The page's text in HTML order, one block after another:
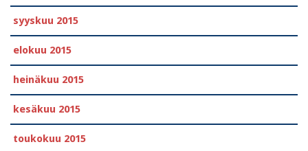
syyskuu 2015
elokuu 2015
heinäkuu 2015
kesäkuu 2015
toukokuu 2015